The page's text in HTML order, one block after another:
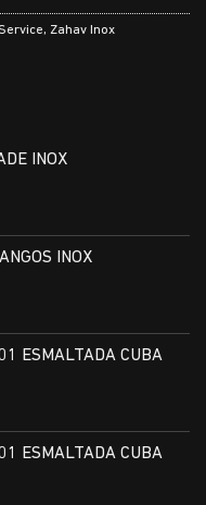
, Zahav Inox
INOX
INOX
ESMALTADA CUBA
ESMALTADA CUBA